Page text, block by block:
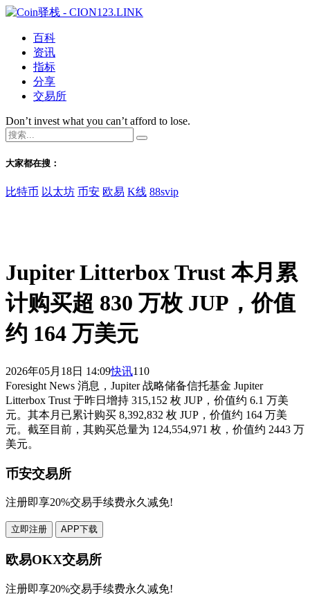
百科
资讯
指标
分享
交易所
Don’t invest what you can’t afford to lose.
大家都在搜：
比特币 以太坊 币安 欧易 K线 88svip
Jupiter Litterbox Trust 本月累
计购买超 830 万枚 JUP，价值
约 164 万美元
2026年05月18日 14:09快讯110
Foresight News 消息，Jupiter 战略储备信托基金 Jupiter
Litterbox Trust 于昨日增持 315,152 枚 JUP，价值约 6.1 万美
元。其本月已累计购买 8,392,832 枚 JUP，价值约 164 万美
元。截至目前，其购买总量为 124,554,971 枚，价值约 2443 万
美元。
币安交易所
注册即享20%交易手续费永久减免!
立即注册 APP下载
欧易OKX交易所
注册即享20%交易手续费永久减免!